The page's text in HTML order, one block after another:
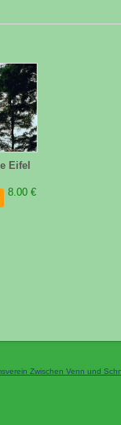
Eifel
8.00 €
Zwischen Venn und